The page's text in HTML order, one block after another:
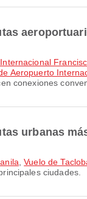
Internacional
Aeropuerto
conexiones
urbanas
,Vuelo de
ciudades.